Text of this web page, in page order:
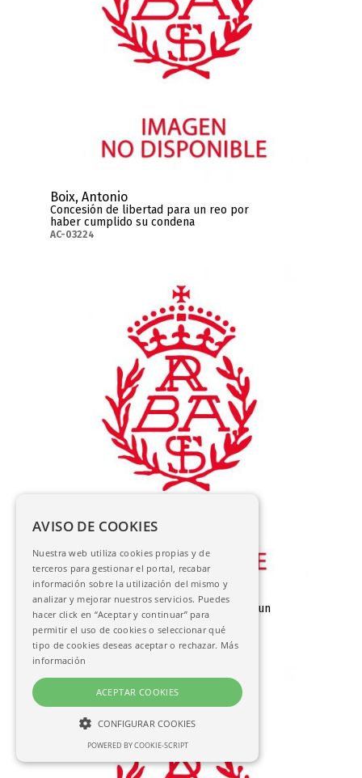
Boix, Antonio
Concesión de libertad para un reo por
haber cumplido su condena
AC-03224
Concesión de licencia permanente para un
artillero
AC-03225
AVISO DE COOKIES
Nuestra web utiliza cookies propias y de
terceros para gestionar el portal, recabar
información sobre la utilización del mismo y
analizar y mejorar nuestros servicios. Puedes
hacer click en “Aceptar y continuar” para
permitir el uso de cookies o seleccionar qué
tipo de cookies deseas aceptar o rechazar. Más
información
ACEPTAR COOKIES
CONFIGURAR COOKIES
NECESARIASPOWERED BY COOKIE-SCRIPT